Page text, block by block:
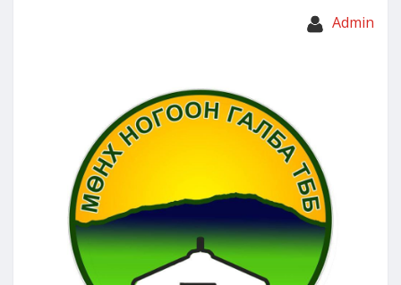
Admin